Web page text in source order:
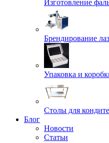
Изготовление
Брендирование
Упаковка и
Cтолы для
Блог
Новости
Статьи